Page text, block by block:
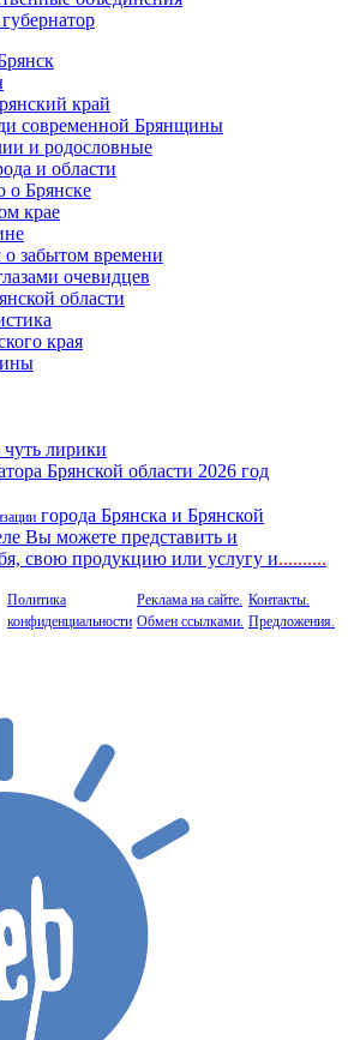
край
современной Брянщины
и родословные
и области
Брянске
крае
забытом времени
очевидцев
области
края
лирики
Брянской области 2026 год
города Брянска и Брянской
Вы можете представить и
свою продукцию или услугу и..........
Политика
конфиденциальности
Реклама на сайте.
Обмен ссылками.
Контакты.
Предложения.